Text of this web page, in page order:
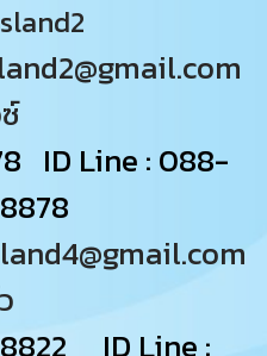
ID Line : 088-
ID Line :